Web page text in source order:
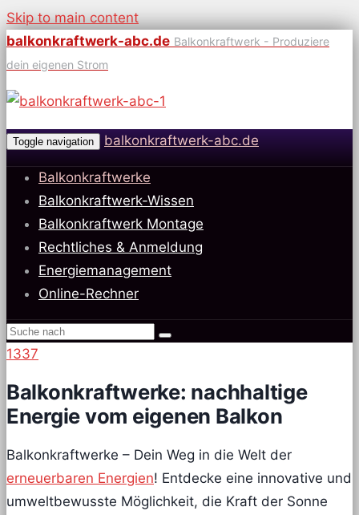
Skip to main content
balkonkraftwerk-abc.de Balkonkraftwerk - Produziere
dein eigenen Strom
Toggle navigation balkonkraftwerk-abc.de
Balkonkraftwerke
Balkonkraftwerk-Wissen
Balkonkraftwerk Montage
Rechtliches & Anmeldung
Energiemanagement
Online-Rechner
1337
Balkonkraftwerke: nachhaltige
Energie vom eigenen Balkon
Balkonkraftwerke – Dein Weg in die Welt der
erneuerbaren Energien! Entdecke eine innovative und
umweltbewusste Möglichkeit, die Kraft der Sonne